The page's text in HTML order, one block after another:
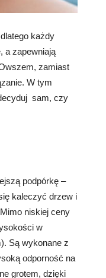
każdy
a zapewniają
zamiast
W tym
sam, czy
podpórkę –
kaleczyć drzew i
niskiej ceny
w
Są wykonane z
odporność na
grotem, dzięki